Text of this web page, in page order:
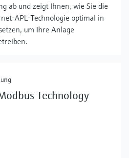
ab und zeigt Ihnen, wie Sie die
APL-Technologie optimal in
um Ihre Anlage
Technology